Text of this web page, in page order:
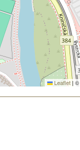
Leaflet| ©